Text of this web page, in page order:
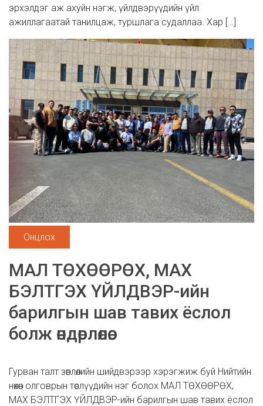
эрхэлдэг аж ахуйн нэгж, үйлдвэрүүдийн үйл
ажиллагаатай танилцаж, туршлага судаллаа. Хар […]
Онцлох
МАЛ ТӨХӨӨРӨХ, МАХ
БЭЛТГЭХ ҮЙЛДВЭР-ийн
барилгын шав тавих ёслол
болж өндөрлөлөө.
Гурван талт зөвлөлийн шийдвэрээр хэрэгжиж буй Нийтийн
нөхөн олговрын төслүүдийн нэг болох МАЛ ТӨХӨӨРӨХ,
МАХ БЭЛТГЭХ ҮЙЛДВЭР-ийн барилгын шав тавих ёслол